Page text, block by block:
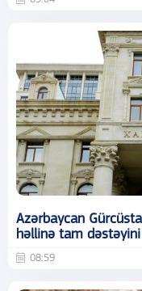
Azərbaycan
həllinə tam
08:59